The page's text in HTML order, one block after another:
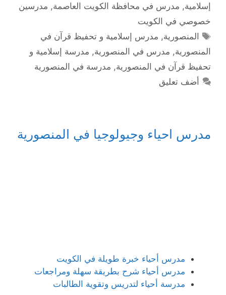
إسلامية, مدرس في محافظة الكويت العاصمة, مدرسين
خصوصي في الكويت
الوسوم
المنصورية, مدرس إسلامية و تحفيظ قرآن في
المنصورية, مدرس في المنصورية, مدرسة إسلامية و
تحفيظ قرآن في المنصورية, مدرسة في المنصورية
أضف تعليق
مدرس احياء وجيولوجيا في المنصورية
مدرس أحياء خبرة طويلة في الكويت
مدرس أحياء شرح بطريقة سهلة ومراجعات
مدرسة أحياء لتدريس وتقوية الطالبات